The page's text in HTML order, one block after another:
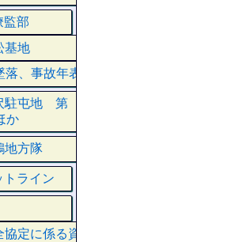
部
基地
、事故年表
駐屯地 第
か
地方隊
トライン
定に係る資